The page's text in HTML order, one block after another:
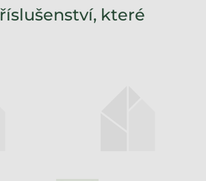
které